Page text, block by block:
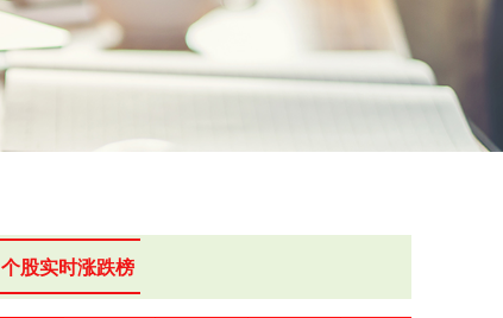
个股实时涨跌榜